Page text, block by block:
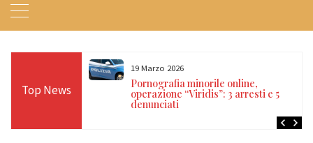
Top News
ore sulle Alpi:
Cervino e
19 Marzo 2026
Pornografia minorile online,
operazione “Viridis”: 3 arresti e 5
denunciati